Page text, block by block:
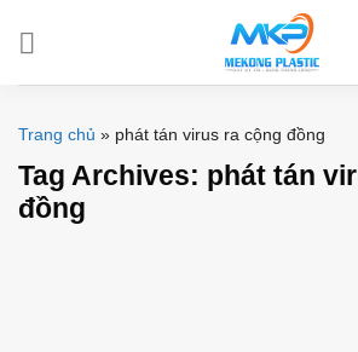
Trang chủ » phát tán virus ra cộng đồng
Tag Archives: phát tán
đồng